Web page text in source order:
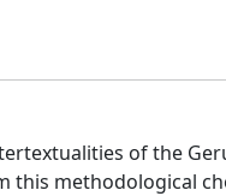
of the
methodological